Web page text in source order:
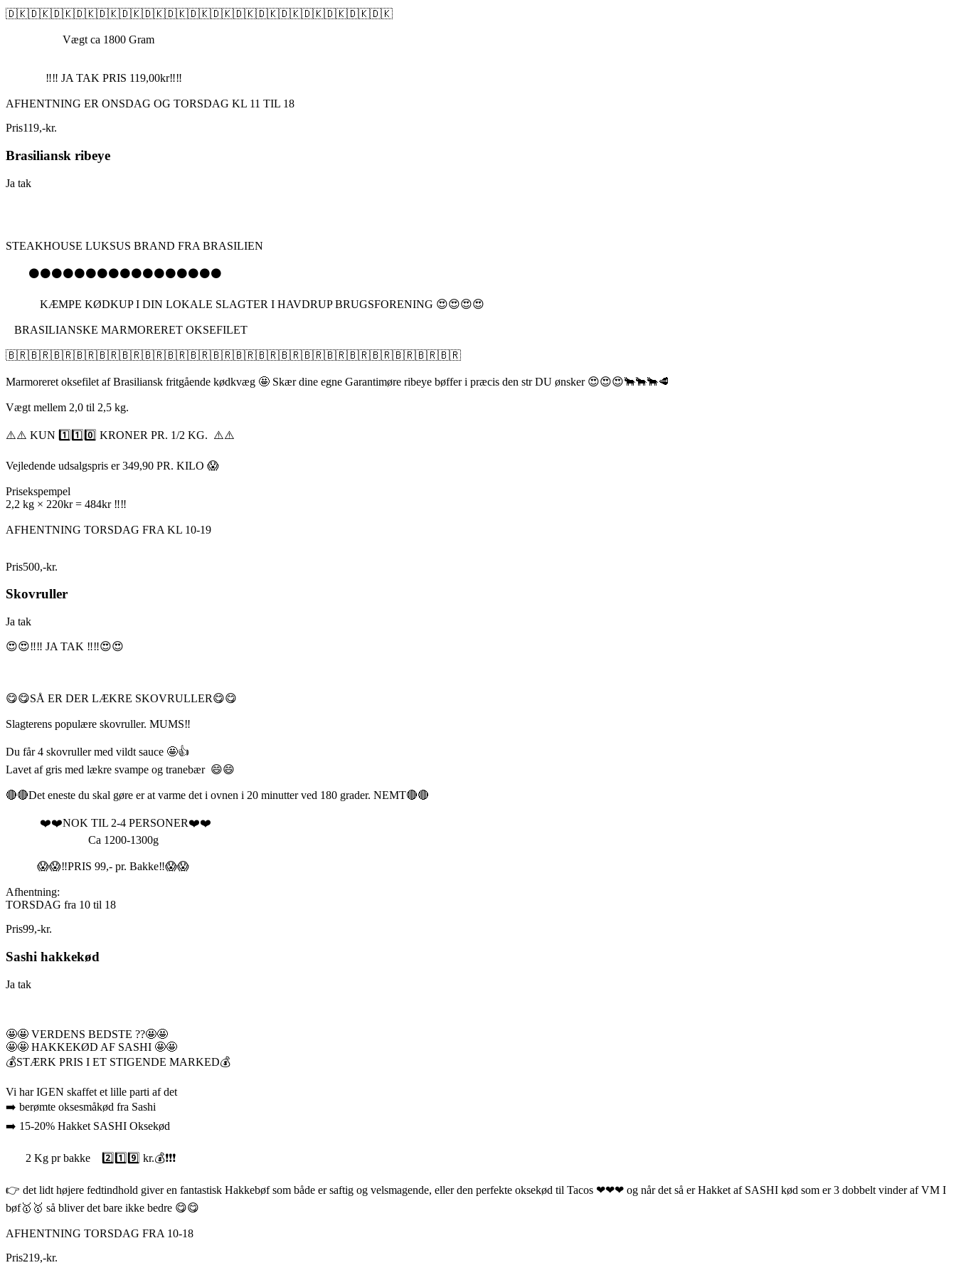
🇩🇰🇩🇰🇩🇰🇩🇰🇩🇰🇩🇰🇩🇰🇩🇰🇩🇰🇩🇰🇩🇰🇩🇰🇩🇰🇩🇰🇩🇰🇩🇰🇩🇰
Vægt ca 1800 Gram
‼️‼️ JA TAK PRIS 119,00kr‼️‼️
AFHENTNING ER ONSDAG OG TORSDAG KL 11 TIL 18
Pris119,-kr.
Brasiliansk ribeye
Ja tak
STEAKHOUSE LUKSUS BRAND FRA BRASILIEN
⚫️⚫️⚫️⚫️⚫️⚫️⚫️⚫️⚫️⚫️⚫️⚫️⚫️⚫️⚫️⚫️⚫️
KÆMPE KØDKUP I DIN LOKALE SLAGTER I HAVDRUP BRUGSFORENING 😍😍😍😍
BRASILIANSKE MARMORERET OKSEFILET
🇧🇷🇧🇷🇧🇷🇧🇷🇧🇷🇧🇷🇧🇷🇧🇷🇧🇷🇧🇷🇧🇷🇧🇷🇧🇷🇧🇷🇧🇷🇧🇷🇧🇷🇧🇷🇧🇷🇧🇷
Marmoreret oksefilet af Brasiliansk fritgående kødkvæg 🤩 Skær dine egne Garantimøre ribeye bøffer i præcis den str DU ønsker 😍😍😍🐂🐂🐂🥩
Vægt mellem 2,0 til 2,5 kg.
⚠️⚠️ KUN 1️⃣1️⃣0️⃣ KRONER PR. 1/2 KG. ⚠️⚠️
Vejledende udsalgspris er 349,90 PR. KILO 😱
Prisekspempel
2,2 kg × 220kr = 484kr ‼️‼️
AFHENTNING TORSDAG FRA KL 10-19
Pris500,-kr.
Skovruller
Ja tak
😍😍‼️‼️ JA TAK ‼️‼️😍😍
😋😋SÅ ER DER LÆKRE SKOVRULLER😋😋
Slagterens populære skovruller. MUMS‼️
Du får 4 skovruller med vildt sauce 🤩👍
Lavet af gris med lækre svampe og tranebær 😄😄
🔴🔴Det eneste du skal gøre er at varme det i ovnen i 20 minutter ved 180 grader. NEMT🔴🔴
❤️❤️NOK TIL 2-4 PERSONER❤️❤️
Ca 1200-1300g
😱😱‼️PRIS 99,- pr. Bakke‼️😱😱
Afhentning:
TORSDAG fra 10 til 18
Pris99,-kr.
Sashi hakkekød
Ja tak
🤩🤩 VERDENS BEDSTE ??🤩🤩
🤩🤩 HAKKEKØD AF SASHI 🤩🤩
💰STÆRK PRIS I ET STIGENDE MARKED💰
Vi har IGEN skaffet et lille parti af det
➡️ berømte oksesmåkød fra Sashi
➡️ 15-20% Hakket SASHI Oksekød
2 Kg pr bakke 2️⃣1️⃣9️⃣ kr.💰❗❗❗
👉 det lidt højere fedtindhold giver en fantastisk Hakkebøf som både er saftig og velsmagende, eller den perfekte oksekød til Tacos ❤❤❤ og når det så er Hakket af SASHI kød som er 3 dobbelt vinder af VM I
bøf🥇🥇 så bliver det bare ikke bedre 😋😋
AFHENTNING TORSDAG FRA 10-18
Pris219,-kr.